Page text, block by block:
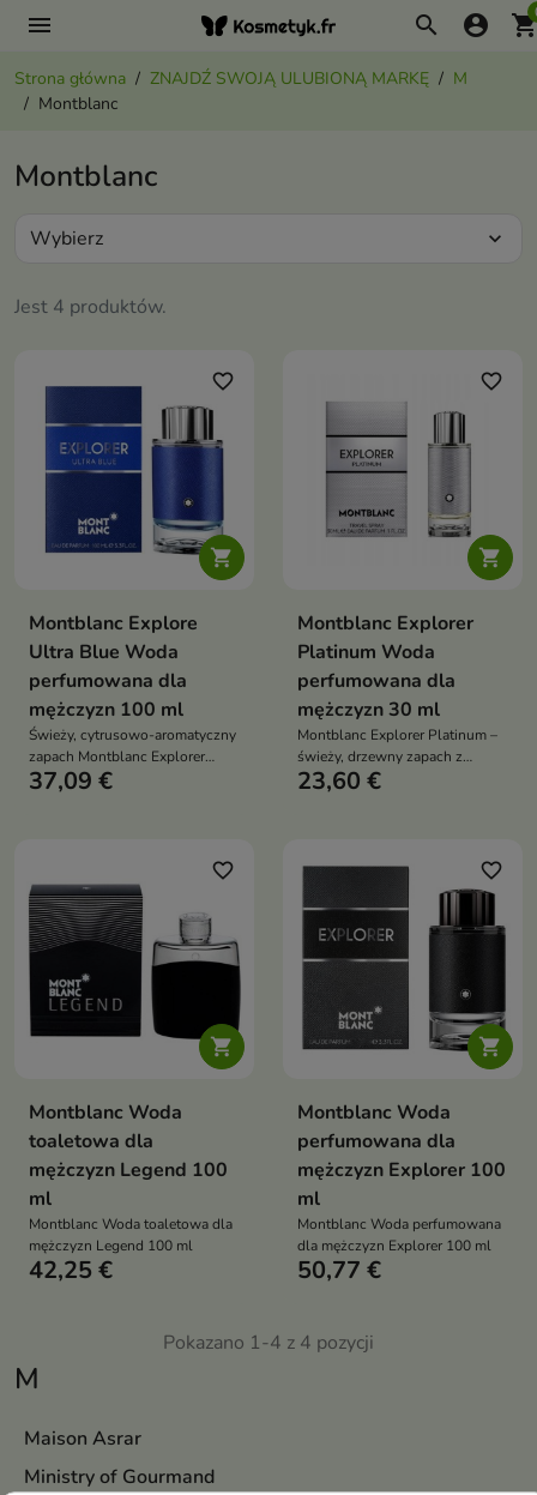
menu search account_circle
Strona główna ZNAJDŹ SWOJĄ ULUBIONĄ MARKĘ
M
Montblanc
M
Maison Asrar
Ministry of Gourmand
Montblanc
Jest 4 produktów.
Wybierz expand_more

favorite_border
Montblanc Explore
Ultra Blue Woda
perfumowana dla
mężczyzn 100 ml
Świeży, cytrusowo-aromatyczny
zapach Montblanc Explorer
Ultra Blue dla mężczyzn
37,09 €

favorite_border
Montblanc Explorer
Platinum Woda
perfumowana dla
mężczyzn 30 ml
Montblanc Explorer Platinum –
świeży, drzewny zapach z
fioletowymi liśćmi, szałwią i
23,60 €

favorite_border
Montblanc Woda
toaletowa dla
mężczyzn Legend 100
ml
Montblanc Woda toaletowa dla
mężczyzn Legend 100 ml
42,25 €

favorite_border
Montblanc Woda
perfumowana dla
mężczyzn Explorer 100
ml
Montblanc Woda perfumowana
dla mężczyzn Explorer 100 ml
50,77 €
Pokazano 1-4 z 4 pozycji